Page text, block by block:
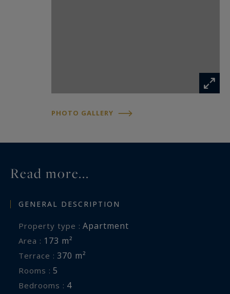
PHOTO GALLERY
Read more...
GENERAL DESCRIPTION
Property type : Apartment
Area : 173 m²
Terrace : 370 m²
Rooms : 5
Bedrooms : 4